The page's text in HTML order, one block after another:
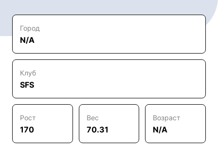
Город
N/A
Клуб
SFS
Рост
170
Вес
70.31
Возраст
N/A